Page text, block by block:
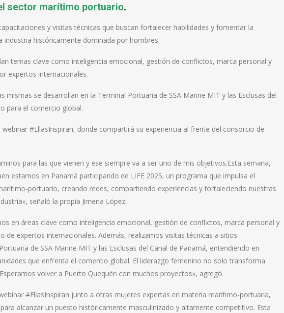
sector marítimo portuario.
y visitas técnicas que buscan fortalecer habilidades y fomentar la
industria históricamente dominada por hombres.
temas clave como inteligencia emocional, gestión de conflictos, marca personal y
expertos internacionales.
mismas se desarrollan en la Terminal Portuaria de SSA Marine MIT y las Esclusas del
para el comercio global.
webinar #EllasInspiran, donde compartirá su experiencia al frente del consorcio de
para las que vienen y ese siempre va a ser uno de mis objetivos.Esta semana,
estamos en Panamá participando de LIFE 2025, un programa que impulsa el
portuario, creando redes, compartiendo experiencias y fortaleciendo nuestras
señaló la propia Jimena López.
en áreas clave como inteligencia emocional, gestión de conflictos, marca personal y
de expertos internacionales. Además, realizamos visitas técnicas a sitios
de SSA Marine MIT y las Esclusas del Canal de Panamá, entendiendo en
que enfrenta el comercio global. El liderazgo femenino no solo transforma
volver a Puerto Quequén con muchos proyectos», agregó.
#EllasInspiran junto a otras mujeres expertas en materia marítimo-portuaria,
alcanzar un puesto históricamente masculinizado y altamente competitivo. Esta